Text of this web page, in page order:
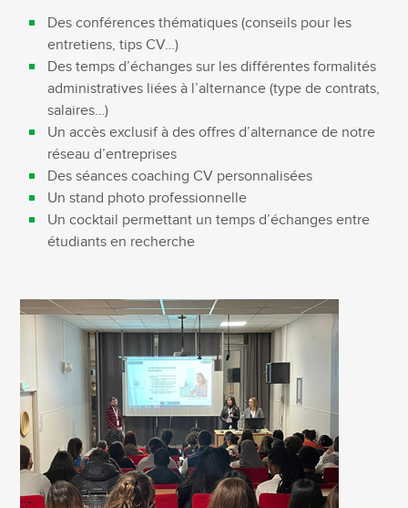
Des conférences thématiques (conseils pour les
entretiens, tips CV…)
Des temps d’échanges sur les différentes formalités
administratives liées à l’alternance (type de contrats,
salaires…)
Un accès exclusif à des offres d’alternance de notre
réseau d’entreprises
Des séances coaching CV personnalisées
Un stand photo professionnelle
Un cocktail permettant un temps d’échanges entre
étudiants en recherche